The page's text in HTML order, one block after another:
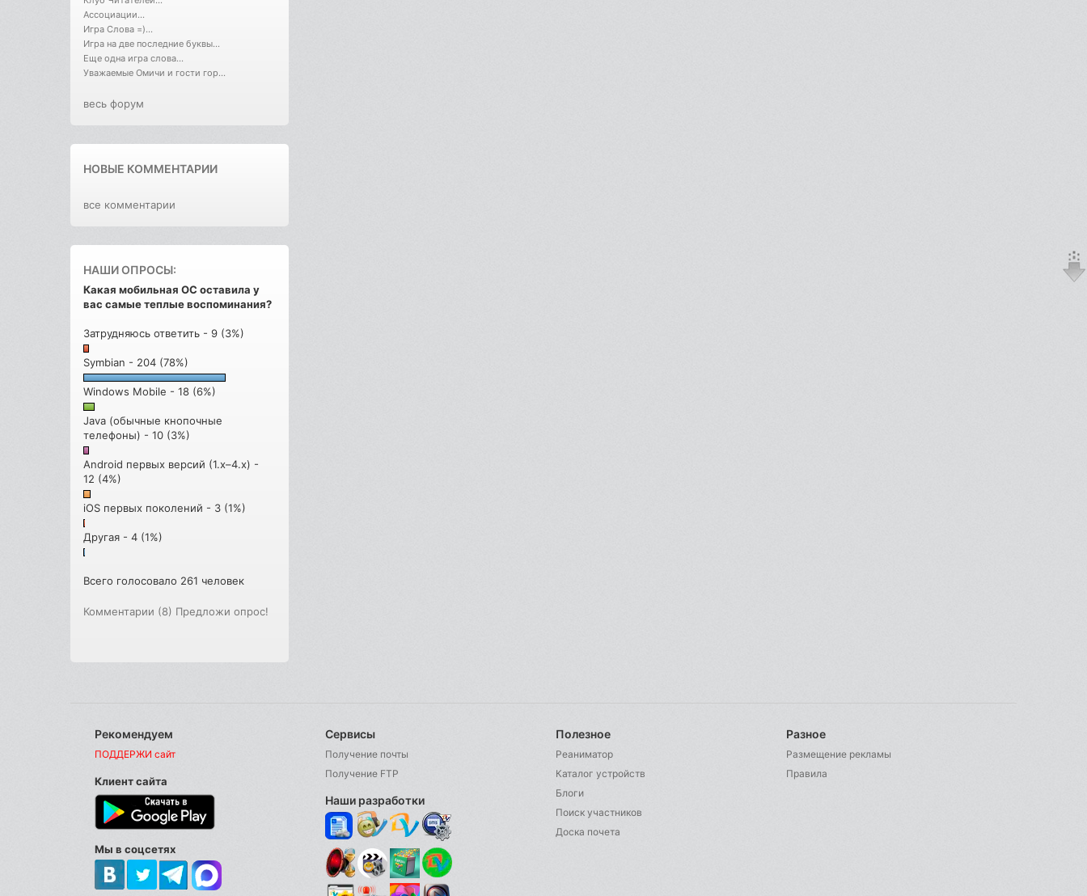
Ассоциации...
Игра Слова =)...
Игра на две последние буквы...
Еще одна игра слова...
Уважаемые Омичи и гости гор...
весь форум
НОВЫЕ КОММЕНТАРИИ
все комментарии
НАШИ ОПРОСЫ:
Какая мобильная ОС оставила у
вас самые теплые воспоминания?
Затрудняюсь ответить - 9 (3%)
Symbian - 204 (78%)
Windows Mobile - 18 (6%)
Java (обычные кнопочные
телефоны) - 10 (3%)
Android первых версий (1.x–4.x) -
12 (4%)
iOS первых поколений - 3 (1%)
Другая - 4 (1%)
Всего голосовало 261 человек
Комментарии (8) Предложи опрос!
Рекомендуем
ПОДДЕРЖИ сайт
Клиент сайта
Мы в соцсетях
Сервисы
Получение почты
Получение FTP
Наши разработки
Полезное
Реаниматор
Каталог устройств
Блоги
Поиск участников
Доска почета
Разное
Размещение рекламы
Правила